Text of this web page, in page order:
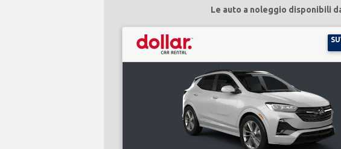
Le auto a noleggio disponibili